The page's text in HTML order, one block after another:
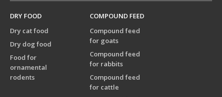
DRY FOOD
Dry cat food
Dry dog food
Food for
ornamental
rodents
COMPOUND FEED
Compound feed
for goats
Compound feed
for rabbits
Compound feed
for cattle